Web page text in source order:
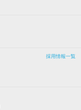
採用情報一覧